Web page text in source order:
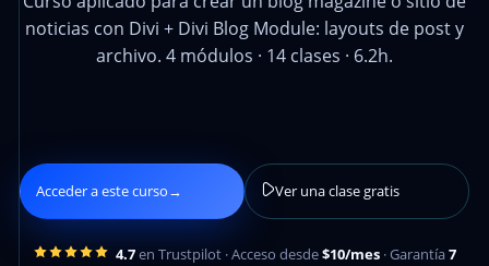
noticias con Divi + Divi Blog Module: layouts de post y
archivo. 4 módulos · 14 clases · 6.2h.
Acceder a este curso→ Ver una clase gratis
4.7en Trustpilot · Acceso desde$10/mes · Garantía7